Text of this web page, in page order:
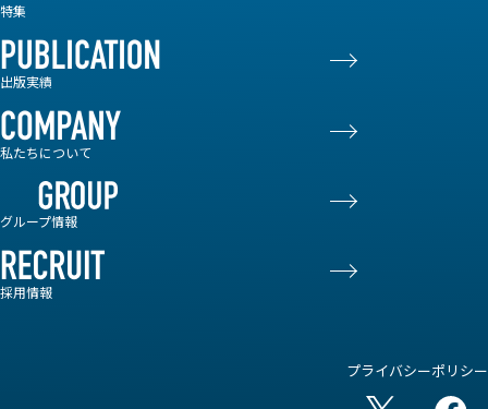
特集
出版実績
私たちについて
グループ情報
採用情報
プライバシーポリシー